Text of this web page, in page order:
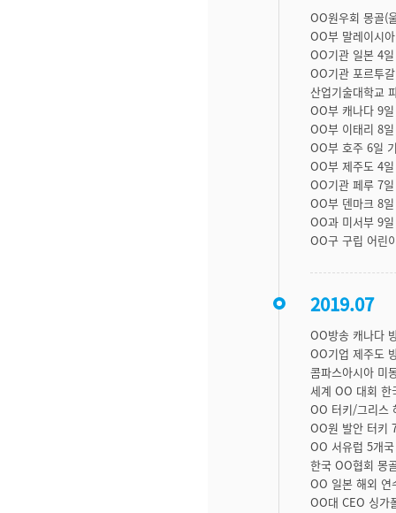
OO원우회 몽골(
OO부 말레이시
OO기관 일본 4
OO기관 포르투
산업기술대학교
OO부 캐나다 9
OO부 이태리 8
OO부 호주 6일
OO부 제주도 4
OO기관 페루 7
OO부 덴마크 8
OO과 미서부 9
OO구 구립 어린
2019.07
OO방송 캐나다
OO기업 제주도
콤파스아시아 미
세계 OO 대회 한
OO 터키/그리스
OO원 발안 터키
OO 서유럽 5개
한국 OO협회 몽
OO 일본 해외 연
OO대 CEO 싱가